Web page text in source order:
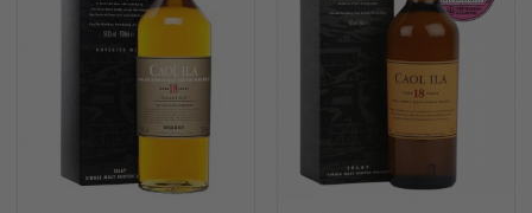
WISHLIST
WISHLIST